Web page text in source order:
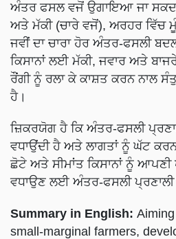
ਅੰਤਰ ਫਸਲ ਵਜੋਂ ਉਗਾਇਆ ਜਾ
ਅਤੇ ਮੱਕੀ (ਚਾਰੇ ਵਜੋਂ), ਅਰਹਰ ਵਿੱਚ
ਜਵੀਂ ਦਾ ਚਾਰਾ ਹੋਰ ਅੰਤਰ-ਫਸਲੀ
ਕਿਸਾਨਾਂ ਲਈ ਮੱਕੀ, ਜਵਾਰ ਅਤੇ
ਰੌਂਗੀ ਨੂੰ ਰਲਾ ਕੇ ਕਾਸ਼ਤ ਕਰਨ ਨਾਲ
ਹੈ।
ਜ਼ਿਕਰਯੋਗ ਹੈ ਕਿ ਅੰਤਰ-ਫਸਲੀ
ਵਧਾਉਂਦੀ ਹੈ ਅਤੇ ਲਾਗਤਾਂ ਨੂੰ ਘੱਟ
ਛੋਟੇ ਅਤੇ ਸੀਮਾਂਤ ਕਿਸਾਨਾਂ ਨੂੰ
ਵਧਾਉਣ ਲਈ ਅੰਤਰ-ਫਸਲੀ ਪ੍ਰਣਾਲੀ
Summary in English:
small-marginal farmers,